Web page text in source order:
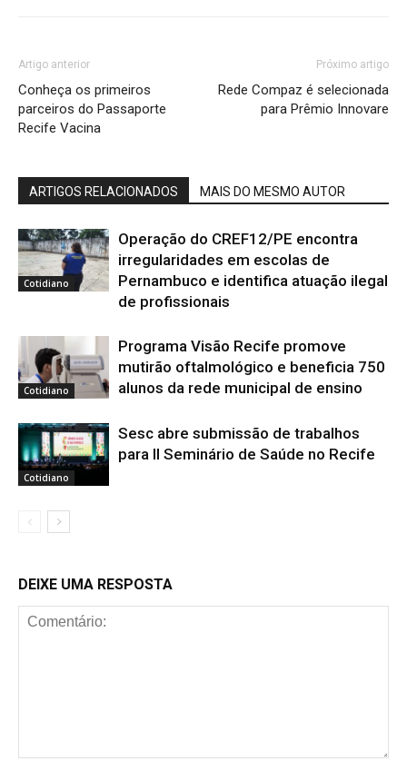
Artigo anterior
Conheça os primeiros
parceiros do Passaporte
Recife Vacina
Próximo artigo
Rede Compaz é selecionada
para Prêmio Innovare
ARTIGOS RELACIONADOS MAIS DO MESMO AUTOR
Cotidiano
Operação do CREF12/PE encontra
irregularidades em escolas de
Pernambuco e identifica atuação ilegal
de profissionais
Cotidiano
Programa Visão Recife promove
mutirão oftalmológico e beneficia 750
alunos da rede municipal de ensino
Cotidiano
Sesc abre submissão de trabalhos
para II Seminário de Saúde no Recife
DEIXE UMA RESPOSTA